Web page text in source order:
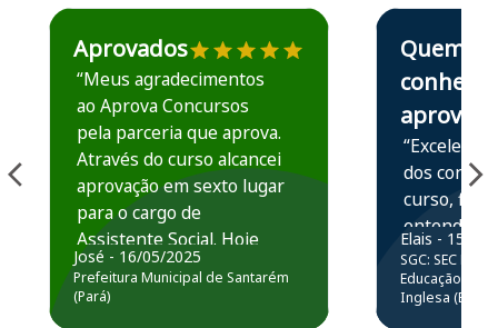
Estudante José recomenda o Aprova Concursos em
Aprovados
“Meus agradecimentos
ao Aprova Concursos
pela parceria que aprova.
Através do curso alcancei
aprovação em sexto lugar
para o cargo de
Assistente Social. Hoje
estou atuando na
Prefeitura de Santarém.
José - 16/05/2025
Prefeitura Municipal de Santarém
(Pará)
Estudante Elais
Quem
conhece,
aprova
“Excelente
dos
curso,
entender e
prática
resolução
questões.”
Elais - 15/07/
SGC: SEC BA
Educação
Inglesa (Edital